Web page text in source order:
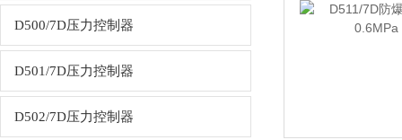
D500/7D压力控制器
D501/7D压力控制器
D502/7D压力控制器